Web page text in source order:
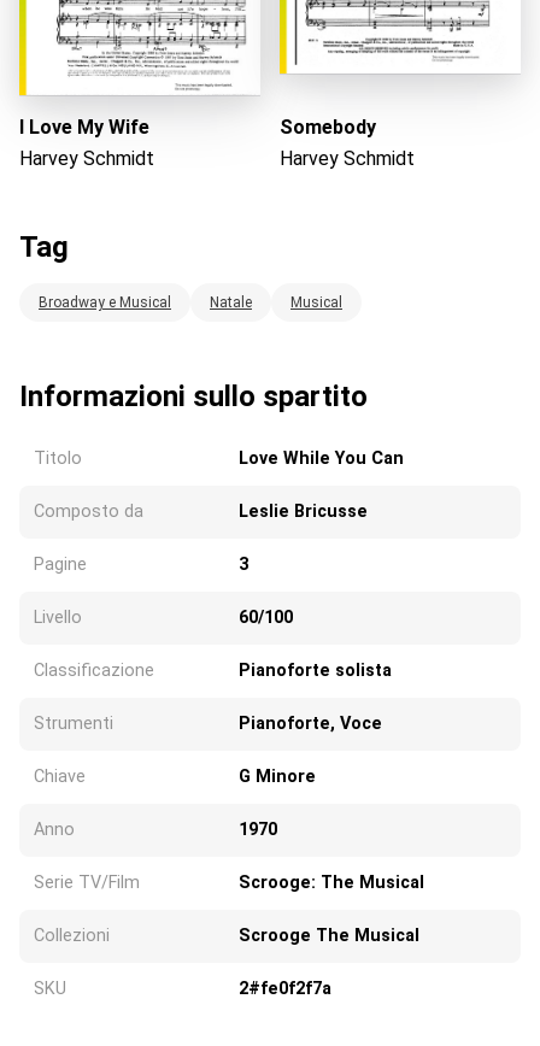
I Love My Wife
Harvey Schmidt
Somebody
Harvey Schmidt
Tag
Broadway e Musical Natale Musical
Informazioni sullo spartito
Titolo Love While You Can
Composto da Leslie Bricusse
Pagine 3
Livello 60/100
Classificazione Pianoforte solista
Strumenti Pianoforte, Voce
Chiave G Minore
Anno 1970
Serie TV/Film Scrooge: The Musical
Collezioni Scrooge The Musical
SKU 2#fe0f2f7a